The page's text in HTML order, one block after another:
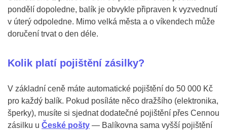
pondělí dopoledne, balík je obvykle připraven k vyzvednutí
v úterý odpoledne. Mimo velká města a o víkendech může
doručení trvat o den déle.
Kolik platí pojištění zásilky?
V základní ceně máte automatické pojištění do 50 000 Kč
pro každý balík. Pokud posíláte něco dražšího (elektronika,
šperky), musíte si sjednat dodatečné pojištění přes Cennou
zásilku u České pošty — Balíkovna sama vyšší pojištění